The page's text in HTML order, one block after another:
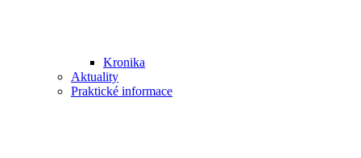
Kronika
Aktuality
Praktické informace